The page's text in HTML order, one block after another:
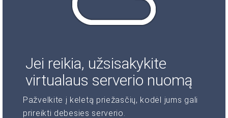
Jei reikia, užsisakykite
virtualaus serverio nuomą
Pažvelkite į keletą priežasčių, kodėl jums gali
prireikti debesies serverio.